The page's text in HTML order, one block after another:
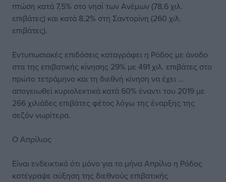
πτώση κατά 7,5% στο νησί των Ανέμων (78,6 χιλ.
επιβάτες) και κατά 8,2% στη Σαντορίνη (260 χιλ.
επιβάτες).
Εντυπωσιακές επιδόσεις καταγράφει η Ρόδος με άνοδο
στα της επιβατικής κίνησης 29% με 491 χιλ. επιβάτες στο
πρώτο τετράμηνο και τη διεθνή κίνηση να έχει …
απογειωθεί κυριολεκτικά κατά 60% έναντι του 2019 με
266 χιλιάδες επιβάτες φέτος λόγω της έναρξης της
σεζόν νωρίτερα.
Ο Απρίλιος
Είναι ενδεικτικό ότι μόνο για το μήνα Απρίλιο η Ρόδος
κατέγραψε αύξηση της διεθνούς επιβατικής